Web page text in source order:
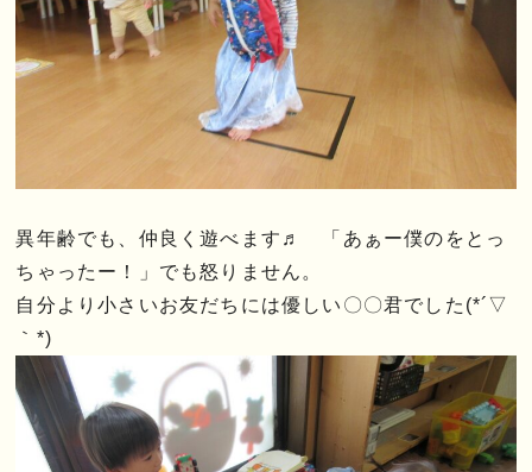
異年齢でも、仲良く遊べます♬ 「あぁー僕のをとっ
ちゃったー！」でも怒りません。
自分より小さいお友だちには優しい〇〇君でした(*´▽
｀*)